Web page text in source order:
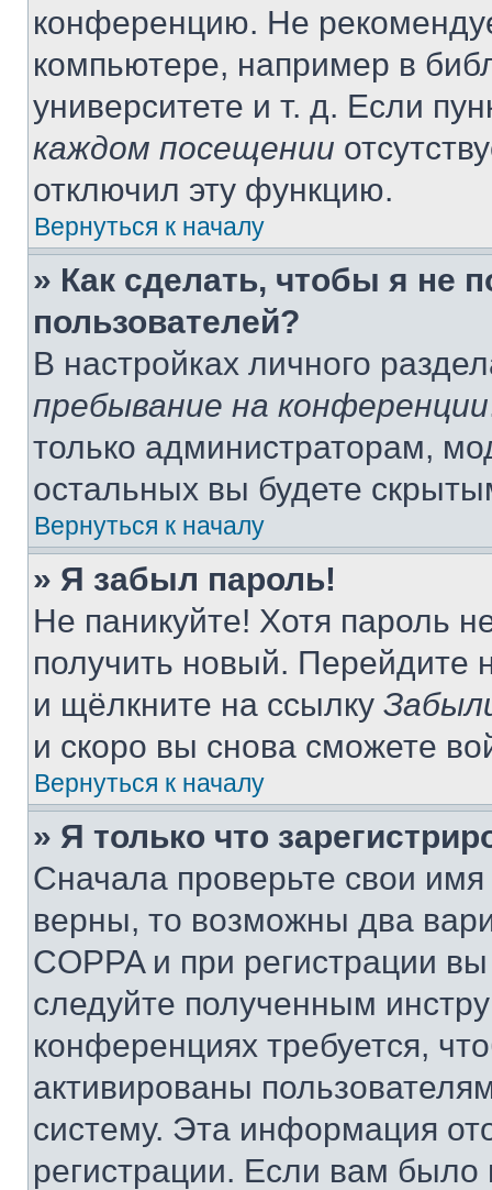
конференцию. Не
компьютере, например в
университете и т. д. Если
каждом посещении
отключил эту функцию.
Вернуться к началу
» Как сделать, чтобы я не
пользователей?
В настройках личного
пребывание на конференции
только администраторам,
остальных вы будете
Вернуться к началу
» Я забыл пароль!
Не паникуйте! Хотя пароль
получить новый. Перейдите
и щёлкните на ссылку
и скоро вы снова сможете
Вернуться к началу
» Я только что
Сначала проверьте свои
верны, то возможны два
COPPA и при регистрации
следуйте полученным
конференциях требуется,
активированы
систему. Эта информация
регистрации. Если вам